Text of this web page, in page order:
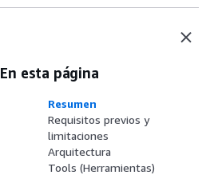
En esta página
Resumen
Requisitos previos y
limitaciones
Arquitectura
Tools (Herramientas)